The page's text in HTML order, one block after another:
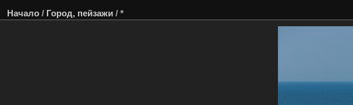
Начало / Город, пейзажи / *